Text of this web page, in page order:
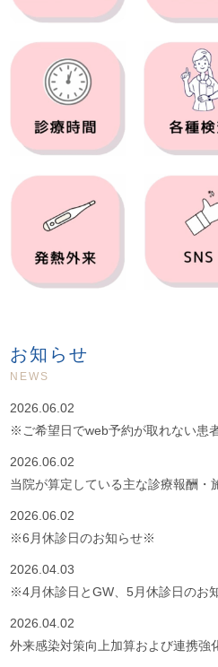
お知らせ
NEWS
2026.06.02
※ご希望日でweb予約が取れない患
2026.06.02
当院が算定している主な診療報酬・
2026.06.02
※6月休診日のお知らせ※
2026.04.03
※4月休診日とGW、5月休診日のお
2026.04.02
外来感染対策向上加算および連携強